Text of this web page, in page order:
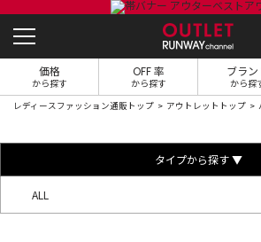
価格
から探す
OFF 率
から探す
ブラン
から探
レディースファッション通販トップ アウトレットトップ
タイプから探す ▼
ALL